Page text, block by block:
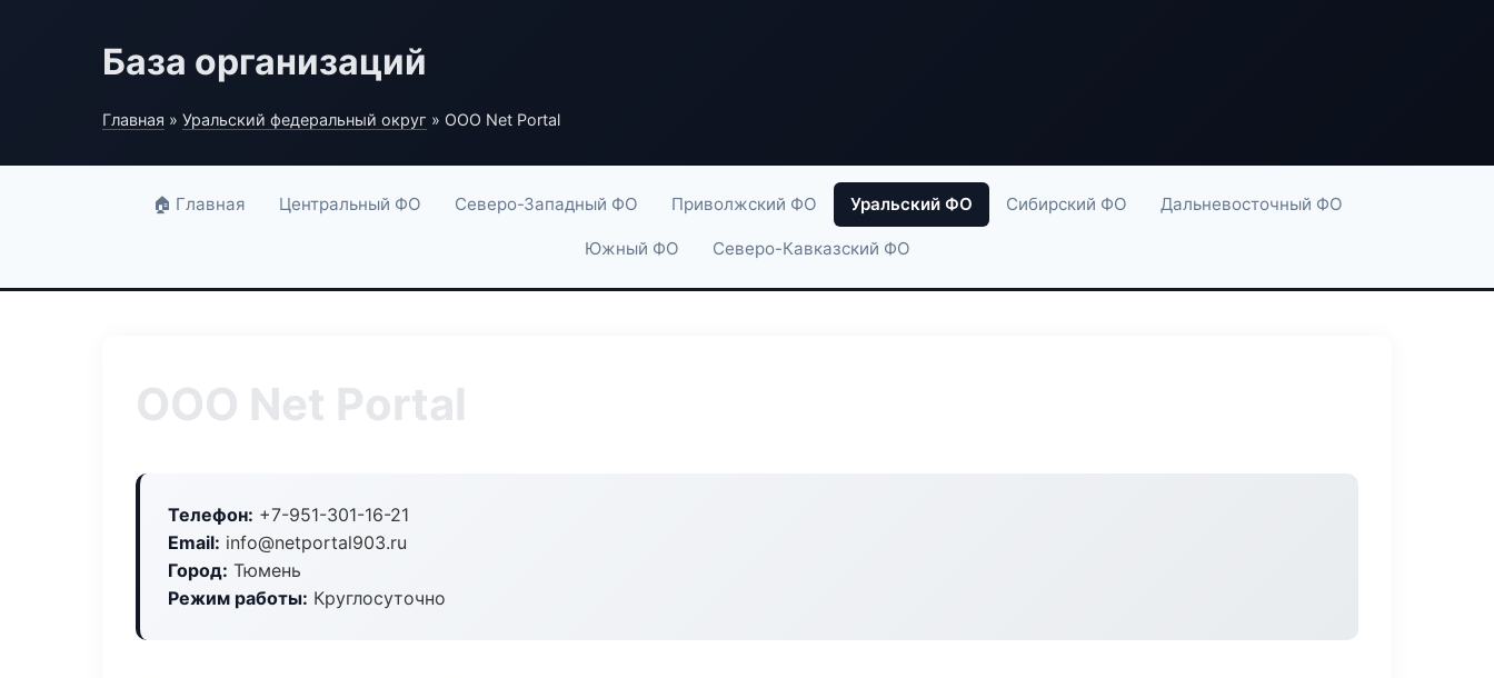
База организаций
Главная » Уральский федеральный округ » ООО Net Portal
🏠 Главная Центральный ФО Северо-Западный ФО Приволжский ФО Уральский ФО Сибирский ФО Дальневосточный ФО
Южный ФО Северо-Кавказский ФО
ООО Net Portal
Телефон: +7-951-301-16-21
Email: info@netportal903.ru
Город: Тюмень
Режим работы: Круглосуточно